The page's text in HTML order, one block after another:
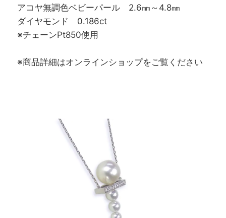
アコヤ無調色ベビーパール 2.6㎜～4.8㎜
ダイヤモンド 0.186ct
※チェーンPt850使用
※商品詳細はオンラインショップをご覧ください